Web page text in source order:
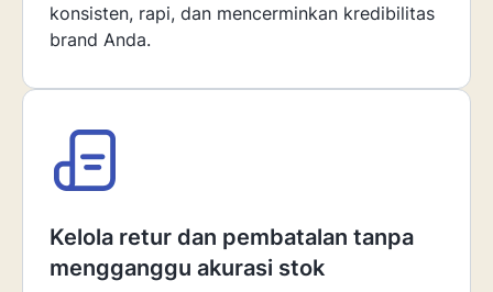
konsisten, rapi, dan mencerminkan kredibilitas
brand Anda.
Kelola retur dan pembatalan tanpa
mengganggu akurasi stok